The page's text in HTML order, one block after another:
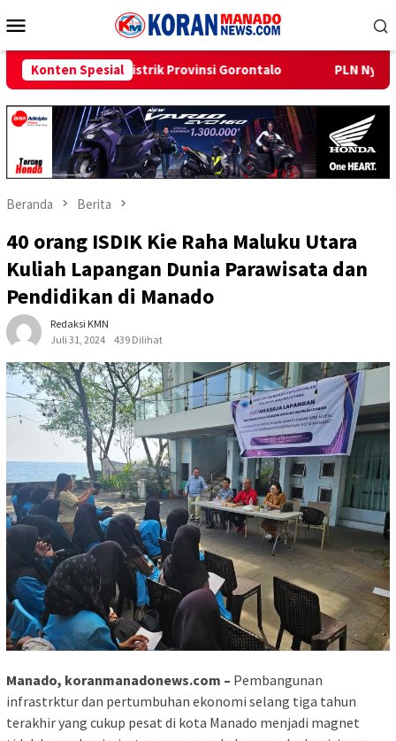
ke
Mobile
Konten Spesial
Provinsi Gorontalo PLN Nyalakan Listrik Perdana di
Beranda Berita
40 orang ISDIK Kie Raha Maluku Utara
Kuliah Lapangan Dunia Parawisata dan
Pendidikan di Manado
Redaksi KMN
Juli 31, 2024
439 Dilihat
Manado, koranmanadonews.com – Pembangunan
infrastrktur dan pertumbuhan ekonomi selang tiga tahun
terakhir yang cukup pesat di kota Manado menjadi magnet